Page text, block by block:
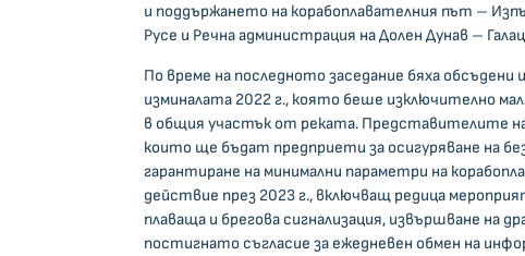
и поддържането на корабоплавателния път –
Русе и Речна администрация на Долен Дунав –
По време на последното заседание бяха обсъдени
изминалата 2022 г., която беше изключително
в общия участък от реката. Представителите
които ще бъдат предприети за осигуряване на
гарантиране на минимални параметри на
действие през 2023 г., включващ редица
плаваща и брегова сигнализация, извършване
постигнато съгласие за ежедневен обмен на